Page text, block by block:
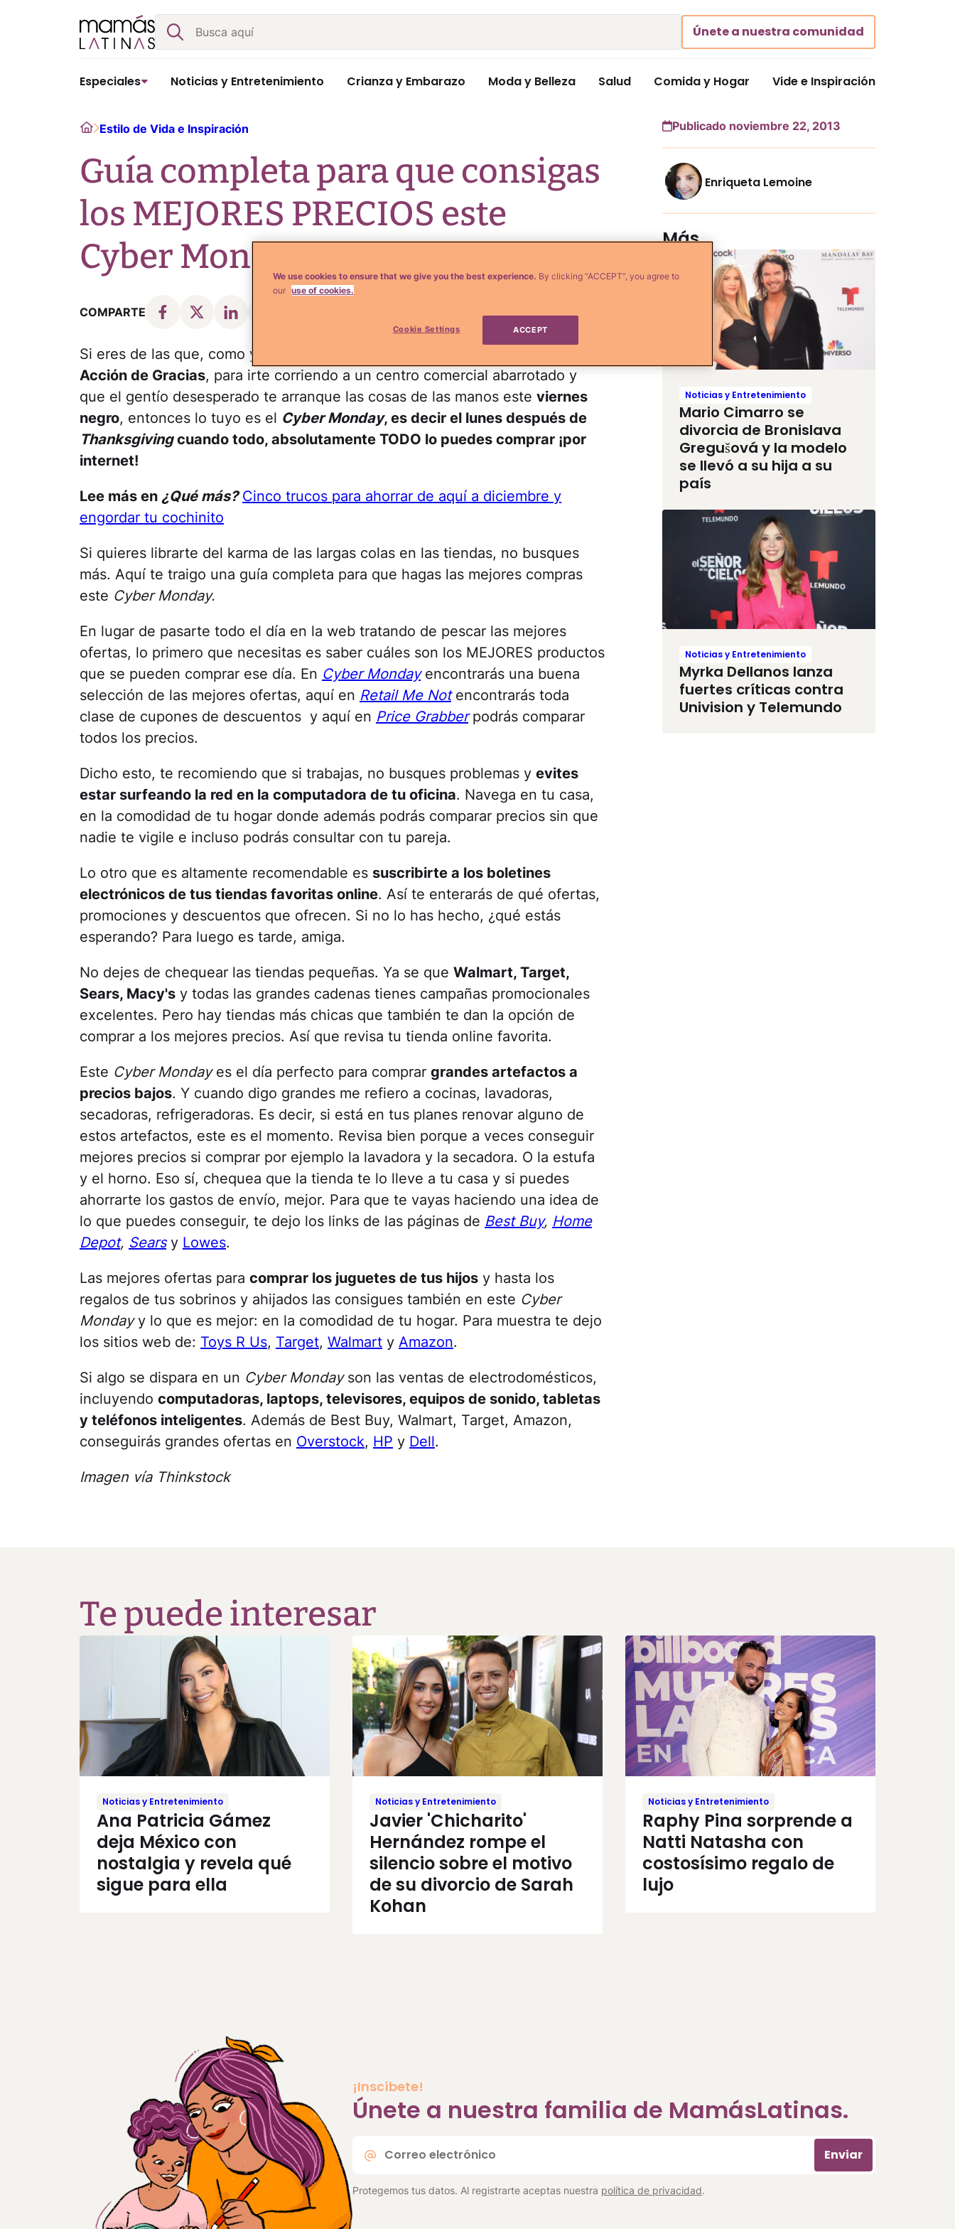
Buscar
Únete a nuestra comunidad
Especiales Noticias y Entretenimiento Crianza y Embarazo Moda y Belleza Salud Comida y Hogar Vide e Inspiración
HomeEstilo de Vida e Inspiración
Guía completa para que consigas
los MEJORES PRECIOS este
Cyber Monday
COMPARTE
Si eres de las que, como yo, no tienes planes de pararte de la cena de
Acción de Gracias, para irte corriendo a un centro comercial abarrotado y
que el gentío desesperado te arranque las cosas de las manos este viernes
negro, entonces lo tuyo es el Cyber Monday, es decir el lunes después de
Thanksgivingcuando todo, absolutamente TODO lo puedes comprar ¡por
internet!
Lee más en ¿Qué más? Cinco trucos para ahorrar de aquí a diciembre y
engordar tu cochinito
Si quieres librarte del karma de las largas colas en las tiendas, no busques
más. Aquí te traigo una guía completa para que hagas las mejores compras
este Cyber Monday.
En lugar de pasarte todo el día en la web tratando de pescar las mejores
ofertas, lo primero que necesitas es saber cuáles son los MEJORES productos
que se pueden comprar ese día. En Cyber Mondayencontrarás una buena
selección de las mejores ofertas, aquí en Retail Me Notencontrarás toda
clase de cupones de descuentos y aquí en Price Grabberpodrás comparar
todos los precios.
Dicho esto, te recomiendo que si trabajas, no busques problemas y evites
estar surfeando la red en la computadora de tu oficina. Navega en tu casa,
en la comodidad de tu hogar donde además podrás comparar precios sin que
nadie te vigile e incluso podrás consultar con tu pareja.
Lo otro que es altamente recomendable es suscribirte a los boletines
electrónicos de tus tiendas favoritas online. Así te enterarás de qué ofertas,
promociones y descuentos que ofrecen. Si no lo has hecho, ¿qué estás
esperando? Para luego es tarde, amiga.
No dejes de chequear las tiendas pequeñas. Ya se que Walmart, Target,
Sears, Macy's y todas las grandes cadenas tienes campañas promocionales
excelentes. Pero hay tiendas más chicas que también te dan la opción de
comprar a los mejores precios. Así que revisa tu tienda online favorita.
Este Cyber Mondayes el día perfecto para comprar grandes artefactos a
precios bajos. Y cuando digo grandes me refiero a cocinas, lavadoras,
secadoras, refrigeradoras. Es decir, si está en tus planes renovar alguno de
estos artefactos, este es el momento. Revisa bien porque a veces conseguir
mejores precios si comprar por ejemplo la lavadora y la secadora. O la estufa
y el horno. Eso sí, chequea que la tienda te lo lleve a tu casa y si puedes
ahorrarte los gastos de envío, mejor. Para que te vayas haciendo una idea de
lo que puedes conseguir, te dejo los links de las páginas de Best Buy, Home
Depot, Searsy Lowes.
Las mejores ofertas para comprar los juguetes de tus hijos y hasta los
regalos de tus sobrinos y ahijados las consigues también en este Cyber
Mondayy lo que es mejor: en la comodidad de tu hogar. Para muestra te dejo
los sitios web de: Toys R Us, Target, Walmart y Amazon.
Si algo se dispara en un Cyber Mondayson las ventas de electrodomésticos,
incluyendo computadoras, laptops, televisores, equipos de sonido, tabletas
y teléfonos inteligentes. Además de Best Buy, Walmart, Target, Amazon,
conseguirás grandes ofertas en Overstock, HP y Dell.
Imagen vía Thinkstock
Publicado noviembre 22, 2013
Enriqueta Lemoine
Más...
Noticias y Entretenimiento
Mario Cimarro se
divorcia de Bronislava
Gregušová y la modelo
se llevó a su hija a su
país
Noticias y Entretenimiento
Myrka Dellanos lanza
fuertes críticas contra
Univision y Telemundo
Te puede interesar
Noticias y Entretenimiento
Ana Patricia Gámez
deja México con
nostalgia y revela qué
sigue para ella
Noticias y Entretenimiento
Javier 'Chicharito'
Hernández rompe el
silencio sobre el motivo
de su divorcio de Sarah
Kohan
Noticias y Entretenimiento
Raphy Pina sorprende a
Natti Natasha con
costosísimo regalo de
lujo
¡Inscíbete!
Únete a nuestra familia de MamásLatinas.
electrónico
Enviar
Protegemos tus datos. Al registrarte aceptas nuestra política de privacidad.
We use cookies to ensure that we give you the best experience. By clicking “ACCEPT”, you agree to
our use of cookies.
Cookie Settings ACCEPT